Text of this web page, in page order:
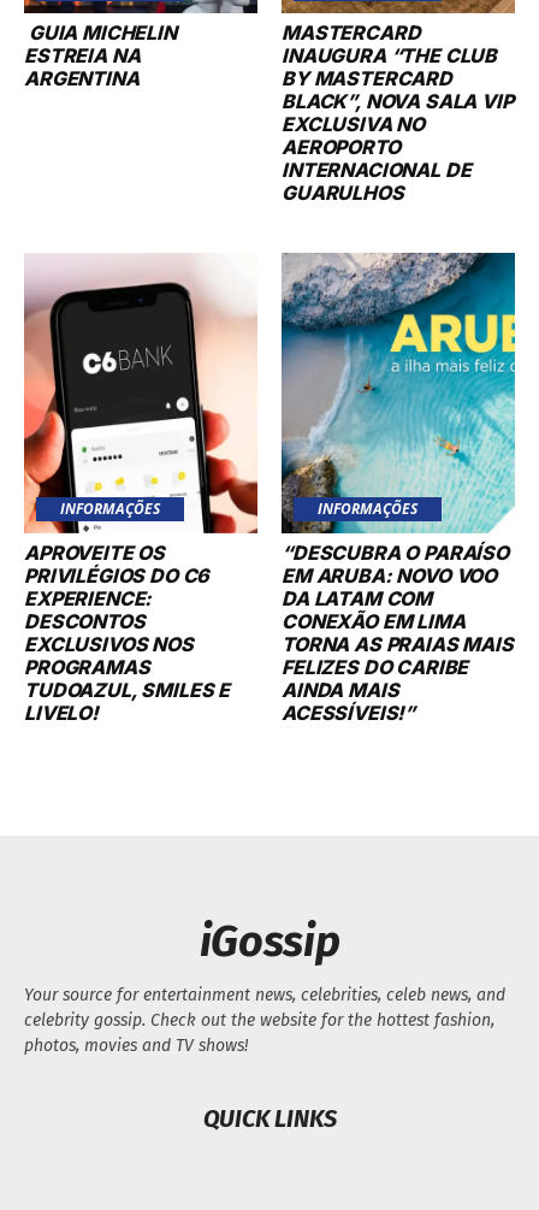
GUIA MICHELIN
ESTREIA NA
ARGENTINA
MASTERCARD
INAUGURA “THE CLUB
BY MASTERCARD
BLACK”, NOVA SALA VIP
EXCLUSIVA NO
AEROPORTO
INTERNACIONAL DE
GUARULHOS
INFORMAÇÕES
APROVEITE OS
PRIVILÉGIOS DO C6
EXPERIENCE:
DESCONTOS
EXCLUSIVOS NOS
PROGRAMAS
TUDOAZUL, SMILES E
LIVELO!
INFORMAÇÕES
“DESCUBRA O PARAÍSO
EM ARUBA: NOVO VOO
DA LATAM COM
CONEXÃO EM LIMA
TORNA AS PRAIAS MAIS
FELIZES DO CARIBE
AINDA MAIS
ACESSÍVEIS!”
iGossip
Your source for entertainment news, celebrities, celeb news, and
celebrity gossip. Check out the website for the hottest fashion,
photos, movies and TV shows!
QUICK LINKS